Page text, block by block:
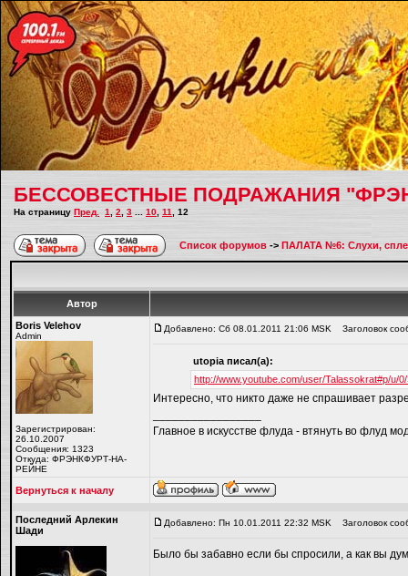
БЕССОВЕСТНЫЕ ПОДРАЖАНИЯ
На страницу Пред. 1 2 3 10 11 12
Список форумов -> ПАЛАТА №6: Слухи,
Автор
Boris Velehov
Admin
Зарегистрирован:
26.10.2007
Сообщения: 1323
Откуда: ФРЭНКФУРТ-НА-
РЕЙНЕ
Добавлено: Сб 08.01.2011 21:06 MSK Заголовок
utopiа писал(а):
http://www.youtube.com/user/Talassokrat#p/u/
Интересно, что никто даже не спрашивает
Главное в искусстве флуда - втянуть во флуд
Вернуться к началу
Последний Арлекин
Шади
Добавлено: Пн 10.01.2011 22:32 MSK Заголовок
Было бы забавно если бы спросили, а как вы